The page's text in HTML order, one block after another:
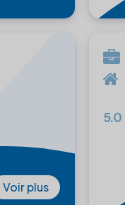
Voir plus
5.0